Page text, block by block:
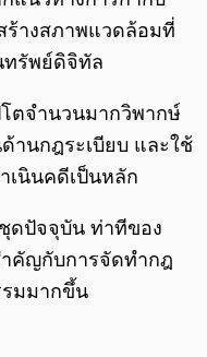
ร้างสภาพแวดล้อมที่
ทรัพย์ดิจิทัล
ตจำนวนมากวิพากษ์
านกฎระเบียบ และใช้
เนินคดีเป็นหลัก
ดปัจจุบัน ท่าทีของ
ำคัญกับการจัดทำกฎ
มมากขึ้น